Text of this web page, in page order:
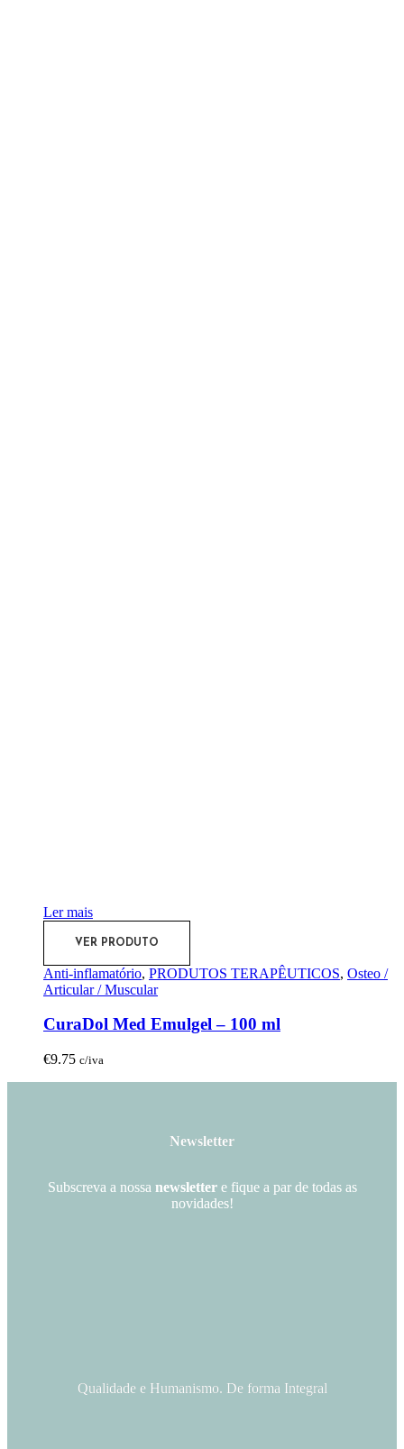
Ler mais
VER PRODUTO
Anti-inflamatório, PRODUTOS TERAPÊUTICOS, Osteo /
Articular / Muscular
CuraDol Med Emulgel – 100 ml
€9.75 c/iva
Newsletter
Subscreva a nossa newslettere fique a par de todas as
novidades!
Qualidade e Humanismo. De forma Integral